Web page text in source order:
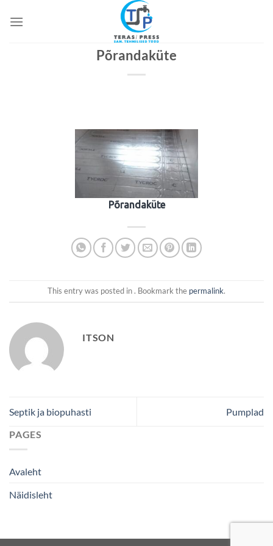
Põrandaküte
Põrandaküte
This entry was posted in . Bookmark the permalink.
ITSON
Septik ja biopuhasti
Pumplad
PAGES
Avaleht
Näidisleht